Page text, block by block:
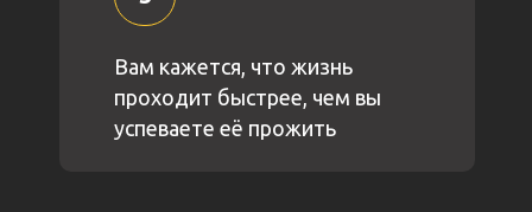
Вам кажется, что жизнь
проходит быстрее, чем вы
успеваете её прожить